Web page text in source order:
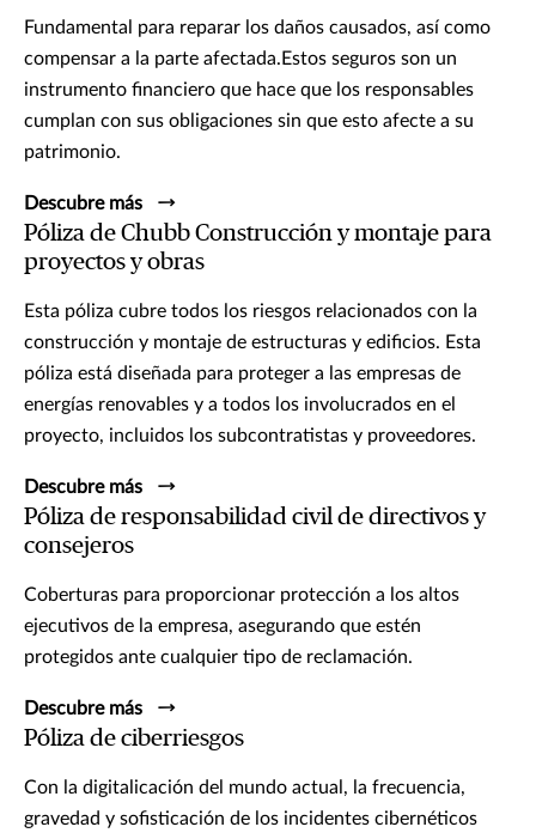
Fundamental para reparar los daños causados, así como
compensar a la parte afectada.Estos seguros son un
instrumento financiero que hace que los responsables
cumplan con sus obligaciones sin que esto afecte a su
patrimonio.
Descubre más
Póliza de Chubb Construcción y montaje para
proyectos y obras
Esta póliza cubre todos los riesgos relacionados con la
construcción y montaje de estructuras y edificios. Esta
póliza está diseñada para proteger a las empresas de
energías renovables y a todos los involucrados en el
proyecto, incluidos los subcontratistas y proveedores.
Descubre más
Póliza de responsabilidad civil de directivos y
consejeros
Coberturas para proporcionar protección a los altos
ejecutivos de la empresa, asegurando que estén
protegidos ante cualquier tipo de reclamación.
Descubre más
Póliza de ciberriesgos​
Con la digitalicación del mundo actual, la frecuencia,
gravedad y sofisticación de los incidentes cibernéticos